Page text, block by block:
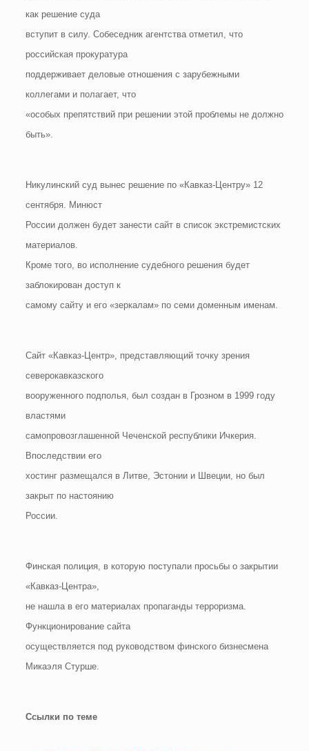
как решение суда
вступит в силу. Собеседник агентства отметил, что
российская прокуратура
поддерживает деловые отношения с зарубежными
коллегами и полагает, что
«особых препятствий при решении этой проблемы не должно
быть».
Никулинский суд вынес решение по «Кавказ-Центру» 12
сентября. Минюст
России должен будет занести сайт в список экстремистских
материалов.
Кроме того, во исполнение судебного решения будет
заблокирован доступ к
самому сайту и его «зеркалам» по семи доменным именам.
Сайт «Кавказ-Центр», представляющий точку зрения
северокавказского
вооруженного подполья, был создан в Грозном в 1999 году
властями
самопровозглашенной Чеченской республики Ичкерия.
Впоследствии его
хостинг размещался в Литве, Эстонии и Швеции, но был
закрыт по настоянию
России.
Финская полиция, в которую поступали просьбы о закрытии
«Кавказ-Центра»,
не нашла в его материалах пропаганды терроризма.
Функционирование сайта
осуществляется под руководством финского бизнесмена
Микаэля Стурше.
Ссылки по теме